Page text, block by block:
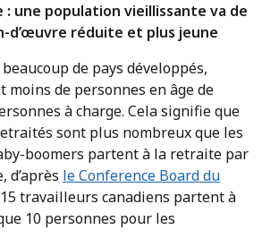
: une population vieillissante va de
d’œuvre réduite et plus jeune
de pays développés,
moins de personnes en âge de
à charge. Cela signifie que
sont plus nombreux que les
boomers partent à la retraite par
d’après le Conference Board du
travailleurs canadiens partent à
10 personnes pour les